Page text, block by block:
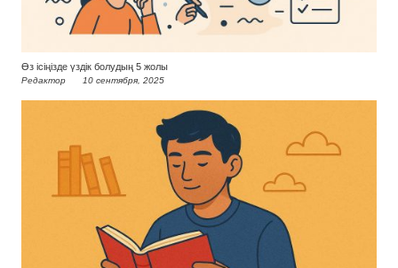
Өз ісіңізде үздік болудың 5 жолы
Редактор 10 сентября, 2025